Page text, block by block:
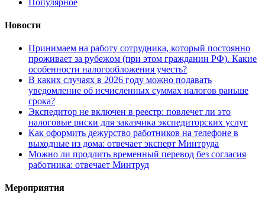
Новости
Принимаем на работу сотрудника, который постоянно
проживает за рубежом (при этом гражданин РФ). Какие
особенности налогообложения учесть?
В каких случаях в 2026 году можно подавать
уведомление об исчисленных суммах налогов раньше
срока?
Экспедитор не включен в реестр: повлечет ли это
налоговые риски для заказчика экспедиторских услуг
Как оформить дежурство работников на телефоне в
выходные из дома: отвечает эксперт Минтруда
Можно ли продлить временный перевод без согласия
работника: отвечает Минтруд
Мероприятия